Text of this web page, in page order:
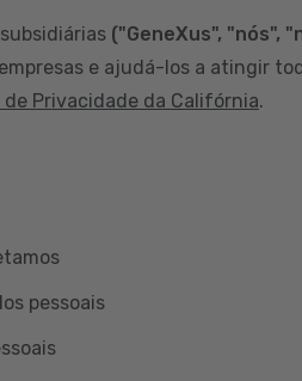
("GeneXus", "nós",
e ajudá-los a atingir
Privacidade da Califórnia.
pessoais